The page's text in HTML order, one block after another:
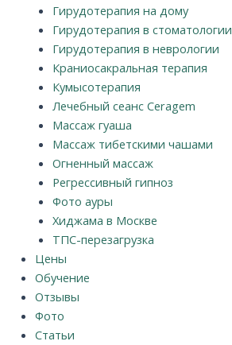
Гирудотерапия на дому
Гирудотерапия в стоматологии
Гирудотерапия в неврологии
Краниосакральная терапия
Кумысотерапия
Лечебный сеанс Ceragem
Массаж гуаша
Массаж тибетскими чашами
Огненный массаж
Регрессивный гипноз
Фото ауры
Хиджама в Москве
ТПС-перезагрузка
Цены
Обучение
Отзывы
Фото
Статьи